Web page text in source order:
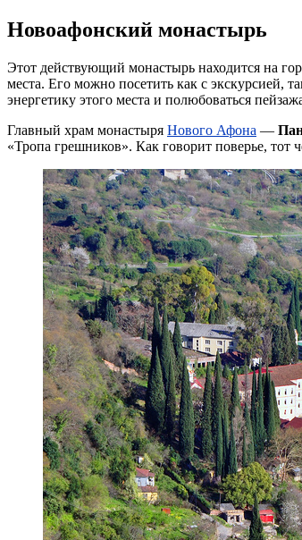
Новоафонский монастырь
Этот действующий монастырь находится на
места. Его можно посетить как с экскурсией,
энергетику этого места и полюбоваться
Главный храм монастыря Нового Афона —
«Тропа грешников». Как говорит поверье, тот